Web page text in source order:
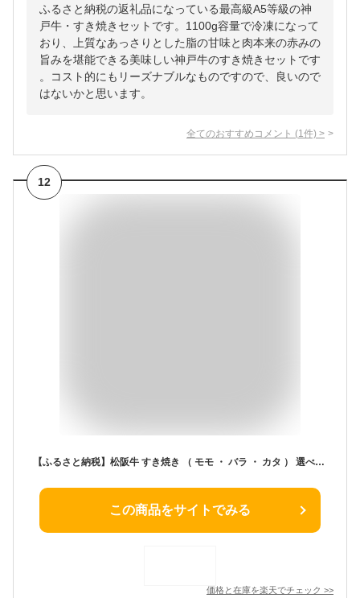
ふるさと納税の返礼品になっている最高級A5等級の神
戸牛・すき焼きセットです。1100g容量で冷凍になって
おり、上質なあっさりとした脂の甘味と肉本来の赤みの
旨みを堪能できる美味しい神戸牛のすき焼きセットです
。コスト的にもリーズナブルなものですので、良いので
はないかと思います。
全てのおすすめコメント (1 件) >
12
【ふるさと納税】松阪牛 すき焼き （ モモ ・ バラ ・ カタ ） 選べる 400g 800g／ 冷凍 瀬古食品 JGAP認定 名産 お取り寄せ 牛肉 お肉 肉 和牛 黒毛和牛 国産 国産牛 ブランド牛 セット 家庭用 ギフト 贈答用 産地直送 松阪 牛 三重県 大台町 (0071 305)
この商品をサイトでみる
価格と在庫を楽天でチェック >>